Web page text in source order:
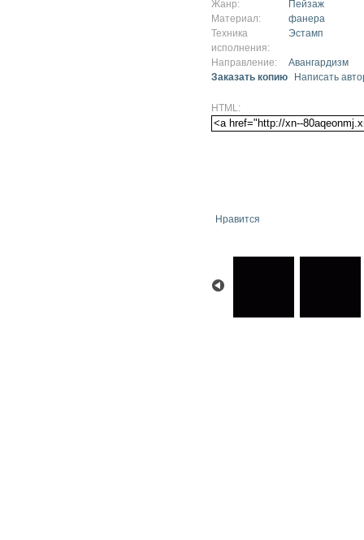
Жанр:
Пейзаж
Материал:
фанера
Техника
исполнения:
Эстамп
Направление:
Авангардизм
Заказать копию
Написать
HTML:
Нравится